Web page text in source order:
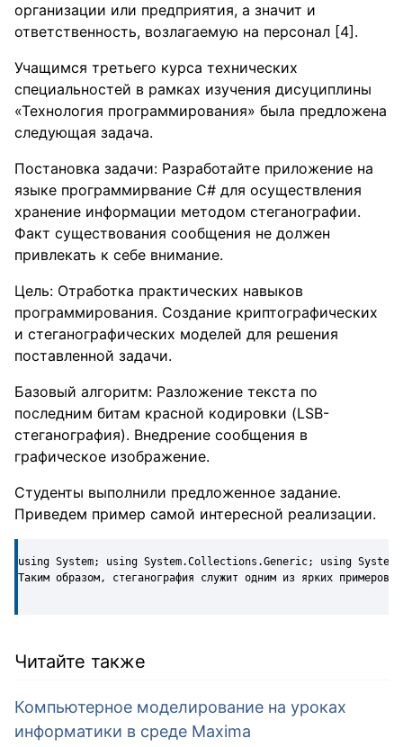
организации или предприятия, а значит и
ответственность, возлагаемую на персонал [4].
Учащимся третьего курса технических
специальностей в рамках изучения дисуциплины
«Технология программирования» была предложена
следующая задача.
Постановка задачи: Разработайте приложение на
языке программирвание C# для осуществления
хранение информации методом стеганографии.
Факт существования сообщения не должен
привлекать к себе внимание.
Цель: Отработка практических навыков
программирования. Создание криптографических
и стеганографических моделей для решения
поставленной задачи.
Базовый алгоритм: Разложение текста по
последним битам красной кодировки (LSB-
стеганография). Внедрение сообщения в
графическое изображение.
Студенты выполнили предложенное задание.
Приведем пример самой интересной реализации.
using System; using System.Collections.Generic; using
Таким образом, стеганография служит одним из ярких примеров
Читайте также
Компьютерное моделирование на уроках
информатики в среде Maxima